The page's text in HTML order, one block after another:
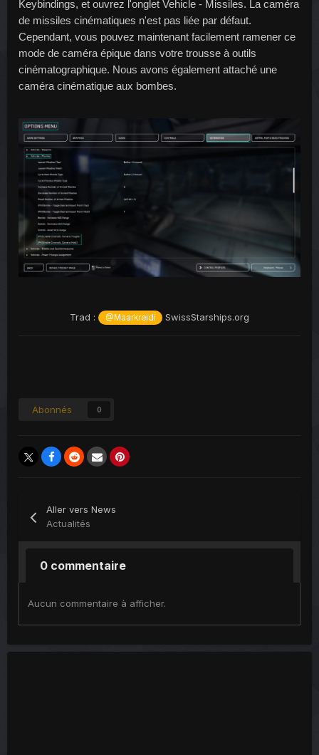
Keybindings, et ouvrez l'onglet Vehicle - Missiles. La caméra
de missiles cinématiques n'est pas liée par défaut.
Cependant, vous pouvez maintenant facilement ramener ce
mode de caméra épique dans votre trousse à outils
cinématographique. Nous avons également attaché une
caméra cinématique aux bombes.
Trad : @Maarkreidi SwissStarships.org
Abonnés 0
Aller vers News
Actualités
0 commentaire
Aucun commentaire à afficher.